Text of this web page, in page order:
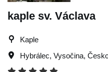
kaple sv. Václava
Kaple
Hybrálec, Vysočina,